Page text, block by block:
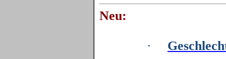
Neu:
·